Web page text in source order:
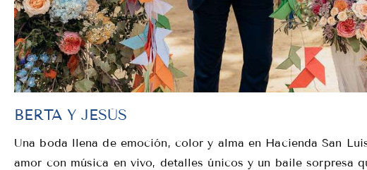
BERTA Y JESÚS
Una boda llena de emoción, color y alma en Hacienda San
amor con música en vivo, detalles únicos y un baile sorpresa